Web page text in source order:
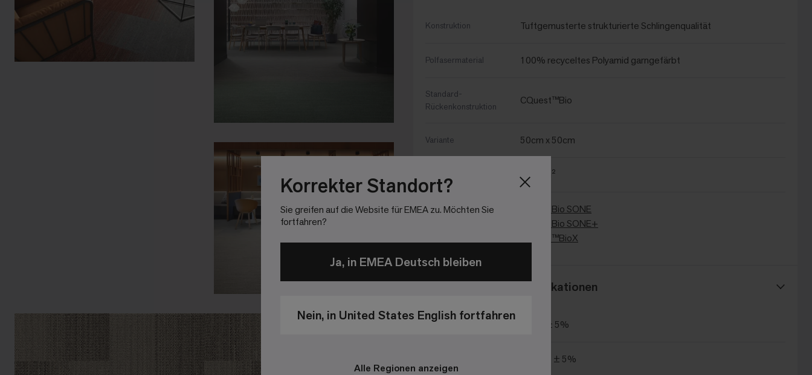
Korrekter Standort?
Sie greifen auf die Website für EMEA zu. Möchten Sie
fortfahren?
Ja, in EMEA Deutsch bleiben
Nein, in United States English fortfahren
Alle Regionen anzeigen
Konstruktion Tuftgemusterte strukturierte Schlingenqualität
Polfasermaterial 100% recyceltes Polyamid garngefärbt
Standard-
Rückenkonstruktion
CQuest™Bio
Variante 50cm x 50cm
16 - 4m²
Weitere
CQuestBio SONE
CQuestBio SONE+
CQuest™BioX
Weitere Produktspezifikationen
Poleinsatzgewicht 780 g/m² ± 5%
4.169 g/m² ± 5%